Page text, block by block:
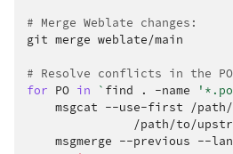
# Merge Weblate changes:
git merge weblate/main
# Resolve conflicts in the
for PO in ` find . -name
msgcat --use-first /
/path/to/
msgmerge --previous --